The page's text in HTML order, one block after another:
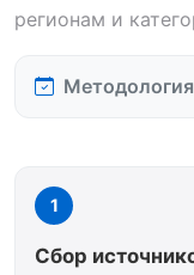
регионам и
1
Сбор